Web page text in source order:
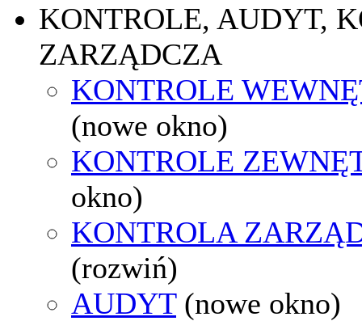
KONTROLE, AUDYT,
ZARZĄDCZA
KONTROLE
(nowe okno)
KONTROLE
okno)
KONTROLA
(rozwiń)
AUDYT (nowe okno)